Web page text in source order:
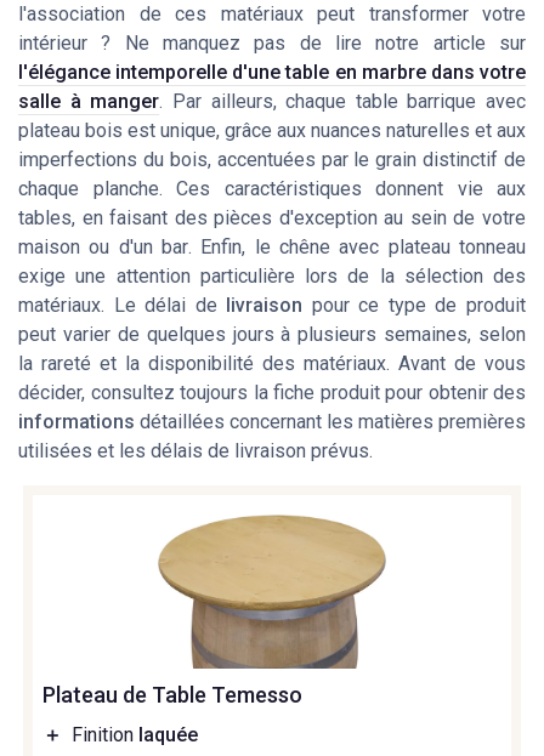
l'association de ces matériaux peut transformer votre
intérieur ? Ne manquez pas de lire notre article sur
l'élégance intemporelle d'une table en marbre dans votre
salle à manger. Par ailleurs, chaque table barrique avec
plateau bois est unique, grâce aux nuances naturelles et aux
imperfections du bois, accentuées par le grain distinctif de
chaque planche. Ces caractéristiques donnent vie aux
tables, en faisant des pièces d'exception au sein de votre
maison ou d'un bar. Enfin, le chêne avec plateau tonneau
exige une attention particulière lors de la sélection des
matériaux. Le délai de livraison pour ce type de produit
peut varier de quelques jours à plusieurs semaines, selon
la rareté et la disponibilité des matériaux. Avant de vous
décider, consultez toujours la fiche produitpour obtenir des
informations détaillées concernant les matières premières
utilisées et les délais de livraison prévus.
Plateau de Table Temesso
＋ Finition laquée